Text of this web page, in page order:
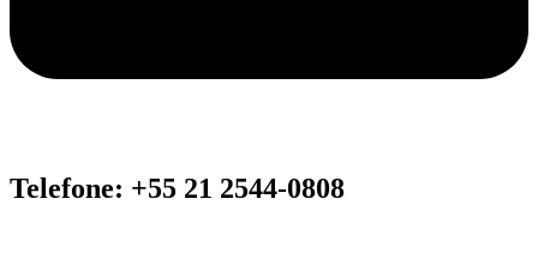
Telefone: +55 21 2544-0808